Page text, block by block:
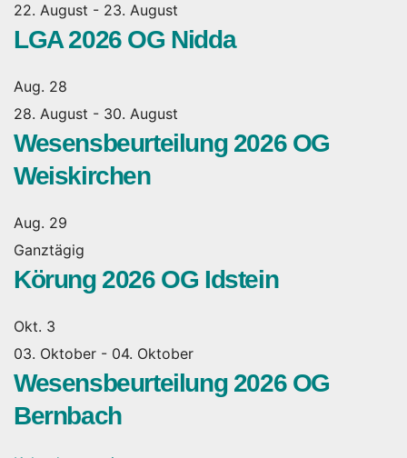
22. August - 23. August
LGA 2026 OG Nidda
Aug. 28
28. August - 30. August
Wesensbeurteilung 2026 OG
Weiskirchen
Aug. 29
Ganztägig
Körung 2026 OG Idstein
Okt. 3
03. Oktober - 04. Oktober
Wesensbeurteilung 2026 OG
Bernbach